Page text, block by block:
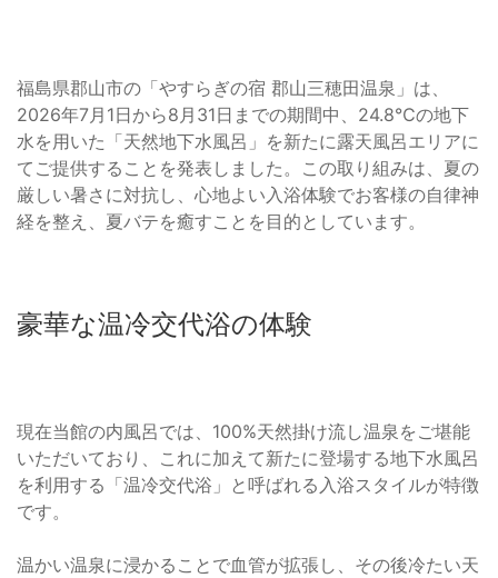
福島県郡山市の「やすらぎの宿 郡山三穂田温泉」は、
2026年7月1日から8月31日までの期間中、24.8℃の地下
水を用いた「天然地下水風呂」を新たに露天風呂エリアに
てご提供することを発表しました。この取り組みは、夏の
厳しい暑さに対抗し、心地よい入浴体験でお客様の自律神
経を整え、夏バテを癒すことを目的としています。
豪華な温冷交代浴の体験
現在当館の内風呂では、100%天然掛け流し温泉をご堪能
いただいており、これに加えて新たに登場する地下水風呂
を利用する「温冷交代浴」と呼ばれる入浴スタイルが特徴
です。
温かい温泉に浸かることで血管が拡張し、その後冷たい天